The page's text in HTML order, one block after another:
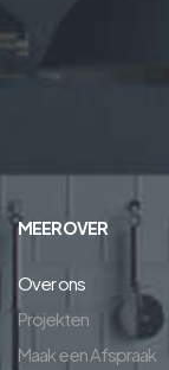
MEER OVER
Over ons
Projekten
Maak een Afspraak